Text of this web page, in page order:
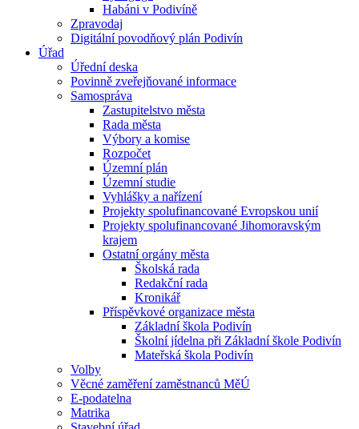
Habáni v Podivíně
Zpravodaj
Digitální povodňový plán Podivín
Úřad
Úřední deska
Povinně zveřejňované informace
Samospráva
Zastupitelstvo města
Rada města
Výbory a komise
Rozpočet
Územní plán
Územní studie
Vyhlášky a nařízení
Projekty spolufinancované Evropskou unií
Projekty spolufinancované Jihomoravským
krajem
Ostatní orgány města
Školská rada
Redakční rada
Kronikář
Příspěvkové organizace města
Základní škola Podivín
Školní jídelna při Základní škole Podivín
Mateřská škola Podivín
Volby
Věcné zaměření zaměstnanců MěÚ
E-podatelna
Matrika